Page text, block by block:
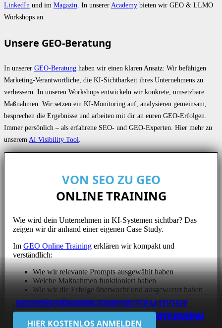
SEO FÜR EIN SOFTWARE-
UNTERNEHMEN: INTERVIEW MIT BEAT
SEO ALS GROWTH-STRATEGIE:
1 MIO. NUTZER IM MONAT – MIT DER
RICHTIGEN CONTENT STRATEGIE:
DOPPELT SO SICHTBAR WIE AIRBNB:
BIST DU FÜR GOOGLE RELEVANT
GENUG? INTERVIEW MIT OLAF KOPP
DIE SEO-STRATEGIE VON
REISHUNGER.DE: INTERVIEW MIT BENNI
SUCHINTENTION: WIE TICKEN DEINE
USER? INTERVIEW MIT JOHANNES BEUS
DIE KUNST DES CRAWLINGS: INTERVIEW
LinkedIn und im Magazin. In unsererAcademy bieten wir GEO & LLMO
Workshops an.
Unsere GEO-Beratung
In unserer GEO-Beratung haben wir einen klaren Ansatz: Wir befähigen
Marketing-Verantwortliche, die KI-Sichtbarkeit ihres Unternehmens zu
verbessern. In unseren Workshops entwickeln wir konkrete, umsetzbare
Maßnahmen. Wir setzen ein KI-Monitoring auf, analysieren gemeinsam,
besprechen die Ergebnisse und arbeiten mit dir an euren GEO-Erfolgen.
Immer persönlich – als erfahrene SEO- und GEO-Experten. Hier mehr zu
unserem AI Visibility Tool
VON SEO ZU GEO
ONLINE TRAINING
Wie wird dein Unternehmen in KI-Systemen sichtbar? Das
zeigen wir dir anhand einer eigenen Case Study.
Im GEO Online Training erklären wir kompakt und
verständlich:
Wie wir relevante Prompts ausgewählt haben
Welche Maßnahmen funktioniert haben
Wie wir die Erfolge überwacht und ausgewertet haben
Bist du dabei?
HIER KOSTENLOS ANMELDEN